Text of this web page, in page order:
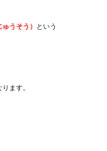
うそう） という
ます。